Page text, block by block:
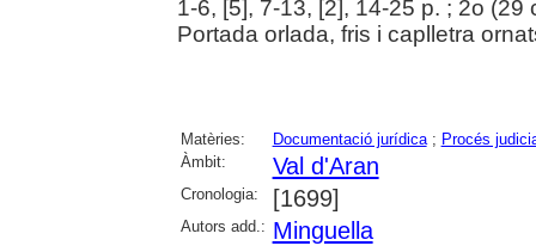
1-6, [5], 7-13, [2], 14-25 p. ; 2o (29
Portada orlada, fris i caplletra
Matèries: Documentació jurídica; Procés
Àmbit:
Val d'Aran
Cronologia: [1699]
Autors add.: Minguella